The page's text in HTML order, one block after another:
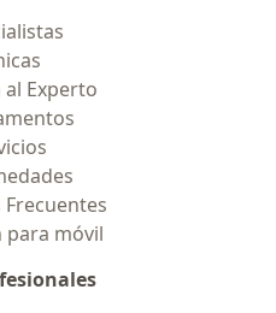
Experto
para móvil